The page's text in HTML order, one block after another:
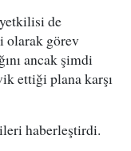
de
olarak görev
ancak şimdi
ettiği plana karşı
haberleştirdi.